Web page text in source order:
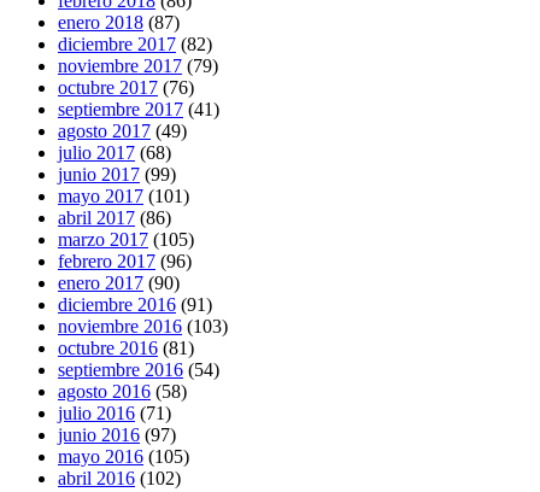
enero 2018 (87)
diciembre 2017 (82)
noviembre 2017 (79)
octubre 2017 (76)
septiembre 2017 (41)
agosto 2017 (49)
julio 2017 (68)
junio 2017 (99)
mayo 2017 (101)
abril 2017 (86)
marzo 2017 (105)
febrero 2017 (96)
enero 2017 (90)
diciembre 2016 (91)
noviembre 2016 (103)
octubre 2016 (81)
septiembre 2016 (54)
agosto 2016 (58)
julio 2016 (71)
junio 2016 (97)
mayo 2016 (105)
abril 2016 (102)